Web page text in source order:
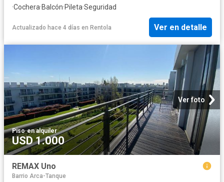
·Cochera·Balcón·Pileta·Seguridad
Actualizado hace 4 días en Rentola Ver en detalle
Ver foto
Piso·en alquiler
USD 1.000
REMAX Uno
Barrio Arca-Tanque